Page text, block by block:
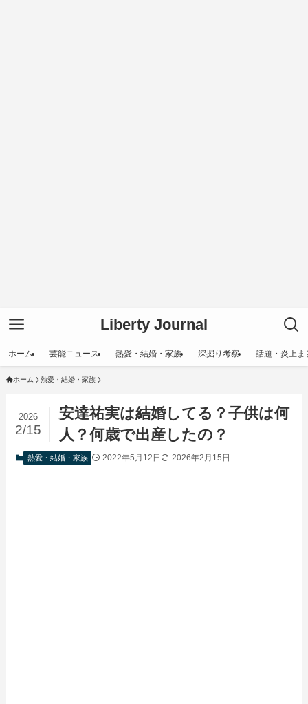
Liberty Journal
ホーム 芸能ニュース 熱愛・結婚・家族 深掘り考察 話題・炎上ま
ホーム 熱愛・結婚・家族
安達祐実は結婚してる？子供は何
人？何歳で出産したの？
2026
2/15
熱愛・結婚・家族 2022年5月12日 2026年2月15日